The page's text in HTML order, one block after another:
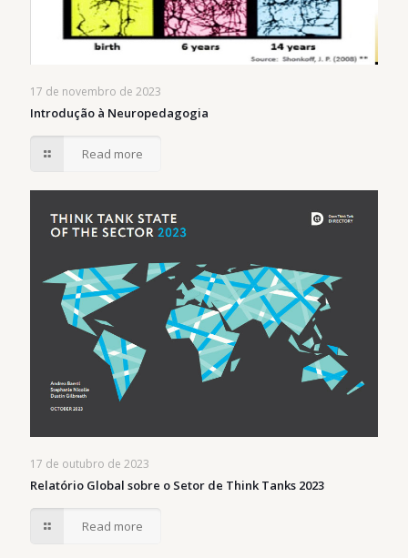
17 de novembro de 2023
Introdução à Neuropedagogia
Read more
17 de outubro de 2023
Relatório Global sobre o Setor de Think Tanks 2023
Read more